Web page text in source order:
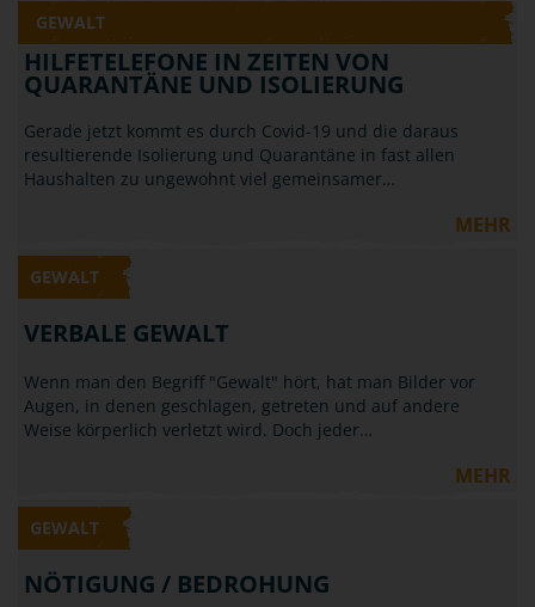
GEWALT
HILFETELEFONE IN ZEITEN VON
QUARANTÄNE UND ISOLIERUNG
Gerade jetzt kommt es durch Covid-19 und die daraus
resultierende Isolierung und Quarantäne in fast allen
Haushalten zu ungewohnt viel gemeinsamer…
MEHR
GEWALT
VERBALE GEWALT
Wenn man den Begriff "Gewalt" hört, hat man Bilder vor
Augen, in denen geschlagen, getreten und auf andere
Weise körperlich verletzt wird. Doch jeder…
MEHR
GEWALT
NÖTIGUNG / BEDROHUNG